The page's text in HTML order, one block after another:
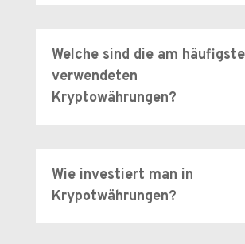
Welche sind die am
verwendeten
Kryptowährungen?
Wie investiert man in
Krypotwährungen?